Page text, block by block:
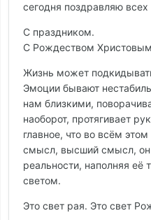
сегодня поздравляю
С праздником.
С Рождеством
Жизнь может
Эмоции бывают
нам близкими,
наоборот, протягивает
главное, что во всём
смысл, высший смысл, он
реальности, наполняя
светом.
Это свет рая. Это свет